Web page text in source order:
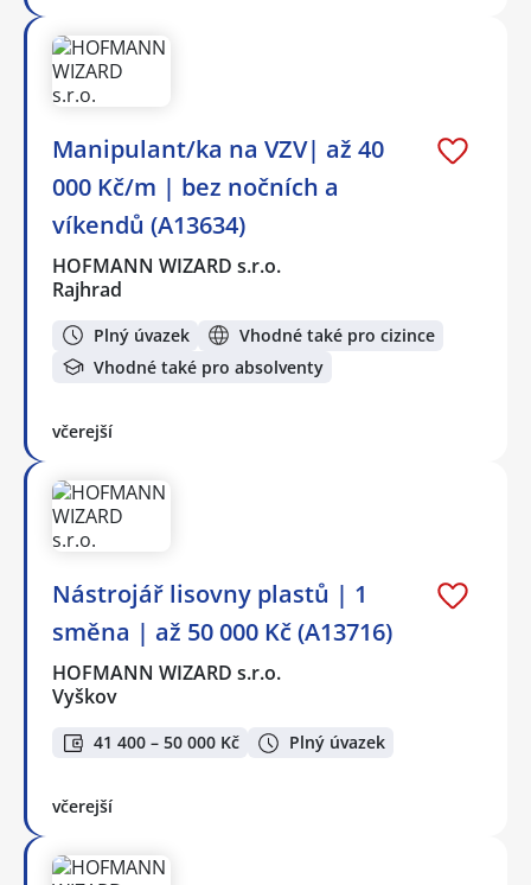
Manipulant/ka na VZV| až 40
000 Kč/m | bez nočních a
víkendů (A13634)
HOFMANN WIZARD s.r.o.
Rajhrad
Plný úvazek
Vhodné také pro cizince
Vhodné také pro absolventy
včerejší
Nástrojář lisovny plastů | 1
směna | až 50 000 Kč (A13716)
HOFMANN WIZARD s.r.o.
Vyškov
41 400 – 50 000 Kč Plný úvazek
včerejší